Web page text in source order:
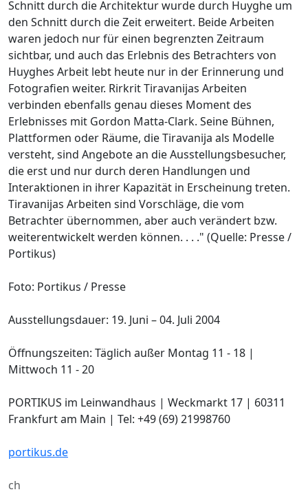
Schnitt durch die Architektur wurde durch Huyghe um
den Schnitt durch die Zeit erweitert. Beide Arbeiten
waren jedoch nur für einen begrenzten Zeitraum
sichtbar, und auch das Erlebnis des Betrachters von
Huyghes Arbeit lebt heute nur in der Erinnerung und
Fotografien weiter. Rirkrit Tiravanijas Arbeiten
verbinden ebenfalls genau dieses Moment des
Erlebnisses mit Gordon Matta-Clark. Seine Bühnen,
Plattformen oder Räume, die Tiravanija als Modelle
versteht, sind Angebote an die Ausstellungsbesucher,
die erst und nur durch deren Handlungen und
Interaktionen in ihrer Kapazität in Erscheinung treten.
Tiravanijas Arbeiten sind Vorschläge, die vom
Betrachter übernommen, aber auch verändert bzw.
weiterentwickelt werden können. . . ." (Quelle: Presse /
Portikus)
Foto: Portikus / Presse
Ausstellungsdauer: 19. Juni – 04. Juli 2004
Öffnungszeiten: Täglich außer Montag 11 - 18 |
Mittwoch 11 - 20
PORTIKUS im Leinwandhaus | Weckmarkt 17 | 60311
Frankfurt am Main | Tel: +49 (69) 21998760
portikus.de
ch